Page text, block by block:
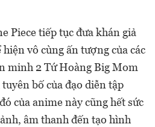
Piece tiếp tục đưa khán giả
vô cùng ấn tượng của các
minh 2 Tứ Hoàng Big Mom
bố của đạo diễn tập
của anime này cũng hết sức
âm thanh đến tạo hình